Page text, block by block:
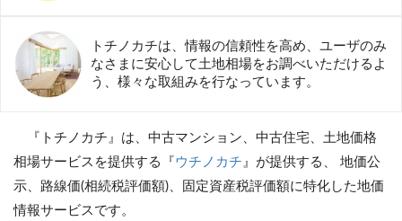
トチノカチは、情報の信頼性を高め、ユーザのみ
なさまに安心して土地相場をお調べいただけるよ
う、様々な取組みを行なっています。
『トチノカチ』は、中古マンション、中古住宅、土地価格
相場サービスを提供する『 ウチノカチ 』が提供する、 地価公
示、路線価(相続税評価額)、固定資産税評価額に特化した地価
情報サービスです。